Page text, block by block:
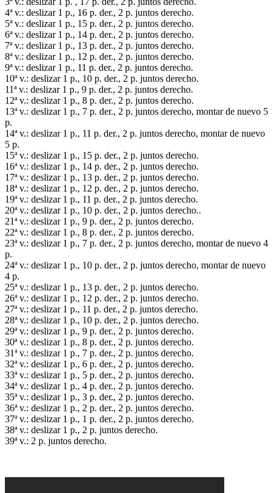
4ª v.: deslizar 1 p., 16 p. der., 2 p. juntos derecho.
5ª v.: deslizar 1 p., 15 p. der., 2 p. juntos derecho.
6ª v.: deslizar 1 p., 14 p. der., 2 p. juntos derecho.
7ª v.: deslizar 1 p., 13 p. der., 2 p. juntos derecho.
8ª v.: deslizar 1 p., 12 p. der., 2 p. juntos derecho.
9ª v.: deslizar 1 p., 11 p. der., 2 p. juntos derecho.
10ª v.: deslizar 1 p., 10 p. der., 2 p. juntos derecho.
11ª v.: deslizar 1 p., 9 p. der., 2 p. juntos derecho.
12ª v.: deslizar 1 p., 8 p. der., 2 p. juntos derecho.
13ª v.: deslizar 1 p., 7 p. der., 2 p. juntos derecho, montar de nuevo 5
p.
14ª v.: deslizar 1 p., 11 p. der., 2 p. juntos derecho, montar de nuevo
5 p.
15ª v.: deslizar 1 p., 15 p. der., 2 p. juntos derecho.
16ª v.: deslizar 1 p., 14 p. der., 2 p. juntos derecho.
17ª v.: deslizar 1 p., 13 p. der., 2 p. juntos derecho.
18ª v.: deslizar 1 p., 12 p. der., 2 p. juntos derecho.
19ª v.: deslizar 1 p., 11 p. der., 2 p. juntos derecho.
20ª v.: deslizar 1 p., 10 p. der., 2 p. juntos derecho..
21ª v.: deslizar 1 p., 9 p. der., 2 p. juntos derecho.
22ª v.: deslizar 1 p., 8 p. der., 2 p. juntos derecho.
23ª v.: deslizar 1 p., 7 p. der., 2 p. juntos derecho, montar de nuevo 4
p.
24ª v.: deslizar 1 p., 10 p. der., 2 p. juntos derecho, montar de nuevo
4 p.
25ª v.: deslizar 1 p., 13 p. der., 2 p. juntos derecho.
26ª v.: deslizar 1 p., 12 p. der., 2 p. juntos derecho.
27ª v.: deslizar 1 p., 11 p. der., 2 p. juntos derecho.
28ª v.: deslizar 1 p., 10 p. der., 2 p. juntos derecho.
29ª v.: deslizar 1 p., 9 p. der., 2 p. juntos derecho.
30ª v.: deslizar 1 p., 8 p. der., 2 p. juntos derecho.
31ª v.: deslizar 1 p., 7 p. der., 2 p. juntos derecho.
32ª v.: deslizar 1 p., 6 p. der., 2 p. juntos derecho.
33ª v.: deslizar 1 p., 5 p. der., 2 p. juntos derecho.
34ª v.: deslizar 1 p., 4 p. der., 2 p. juntos derecho.
35ª v.: deslizar 1 p., 3 p. der., 2 p. juntos derecho.
36ª v.: deslizar 1 p., 2 p. der., 2 p. juntos derecho.
37ª v.: deslizar 1 p., 1 p. der., 2 p. juntos derecho.
38ª v.: deslizar 1 p., 2 p. juntos derecho.
39ª v.: 2 p. juntos derecho.